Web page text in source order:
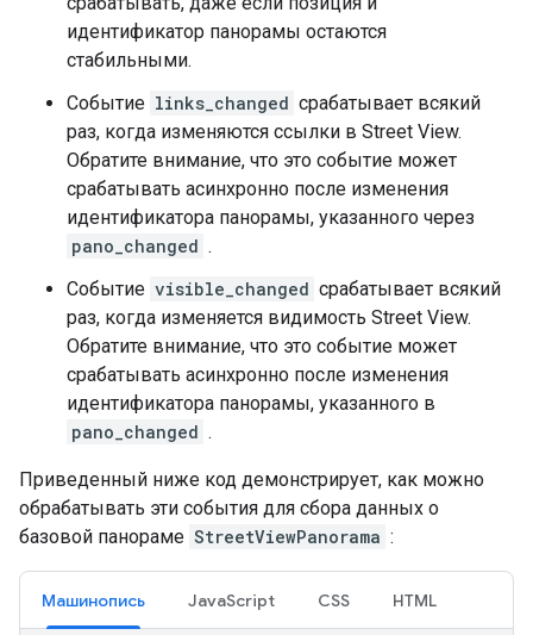
идентификатор панорамы остаются
стабильными.
Событие links_changed срабатывает всякий
раз, когда изменяются ссылки в Street View.
Обратите внимание, что это событие может
срабатывать асинхронно после изменения
идентификатора панорамы, указанного через
pano_changed .
Событие visible_changed срабатывает всякий
раз, когда изменяется видимость Street View.
Обратите внимание, что это событие может
срабатывать асинхронно после изменения
идентификатора панорамы, указанного в
pano_changed .
Приведенный ниже код демонстрирует, как можно
обрабатывать эти события для сбора данных о
базовой панораме StreetViewPanorama :
Машинопись JavaScript CSS HTML